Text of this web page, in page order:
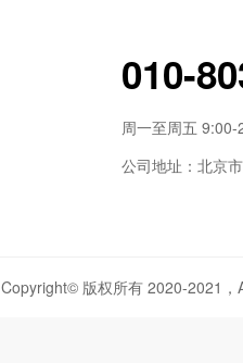
010-
周一至周五 9:00-
公司地址：北京
Copyright© 版权所有 2020-2021，